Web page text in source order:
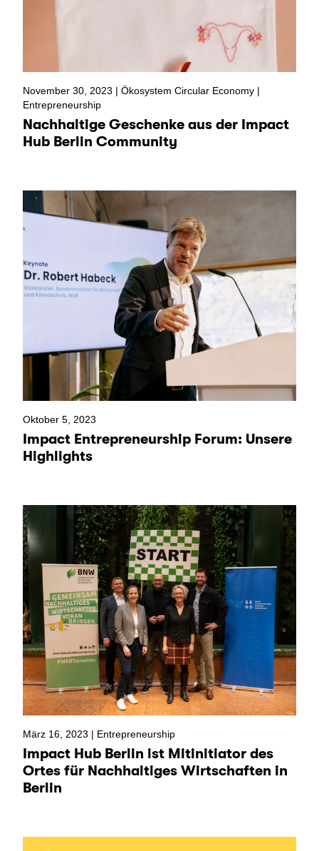
November 30, 2023 | Ökosystem Circular Economy |
Entrepreneurship
Nachhaltige Geschenke aus der Impact
Hub Berlin Community
Oktober 5, 2023
Impact Entrepreneurship Forum: Unsere
Highlights
März 16, 2023 | Entrepreneurship
Impact Hub Berlin ist Mitinitiator des
Ortes für Nachhaltiges Wirtschaften in
Berlin